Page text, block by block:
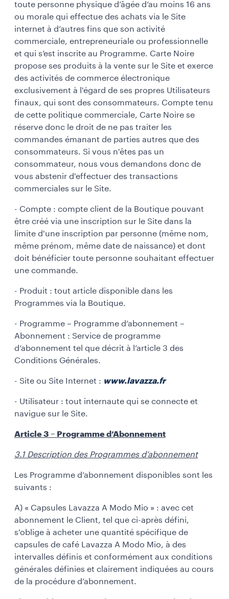
toute personne physique d’âgée d’au moins 16 ans
ou morale qui effectue des achats via le Site
internet à d’autres fins que son activité
commerciale, entrepreneuriale ou professionnelle
et qui s’est inscrite au Programme. Carte Noire
propose ses produits à la vente sur le Site et exerce
des activités de commerce électronique
exclusivement à l'égard de ses propres Utilisateurs
finaux, qui sont des consommateurs. Compte tenu
de cette politique commerciale, Carte Noire se
réserve donc le droit de ne pas traiter les
commandes émanant de parties autres que des
consommateurs. Si vous n'êtes pas un
consommateur, nous vous demandons donc de
vous abstenir d'effectuer des transactions
commerciales sur le Site.
- Compte : compte client de la Boutique pouvant
être créé via une inscription sur le Site dans la
limite d'une inscription par personne (même nom,
même prénom, même date de naissance) et dont
doit bénéficier toute personne souhaitant effectuer
une commande.
- Produit : tout article disponible dans les
Programmes via la Boutique.
- Programme – Programme d’abonnement –
Abonnement : Service de programme
d’abonnement tel que décrit à l’article 3 des
Conditions Générales.
- Site ou Site Internet : www.lavazza.fr
- Utilisateur : tout internaute qui se connecte et
navigue sur le Site.
Article 3 – Programme d’Abonnement
3.1 Description des Programmes d’abonnement
Les Programme d’abonnement disponibles sont les
suivants :
A) « Capsules Lavazza A Modo Mio » : avec cet
abonnement le Client, tel que ci-après défini,
s'oblige à acheter une quantité spécifique de
capsules de café Lavazza A Modo Mio, à des
intervalles définis et conformément aux conditions
générales définies et clairement indiquées au cours
de la procédure d’abonnement.